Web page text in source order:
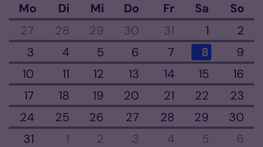
Mo
Di Mi Do Fr Sa
So
27
28 29 30 31 1
2
3
4 5 6 7 8
9
10
11 12 13 14 15
16
17
18 19 20 21 22
23
24
25 26 27 28 29
30
31
1 2 3 4 5 6